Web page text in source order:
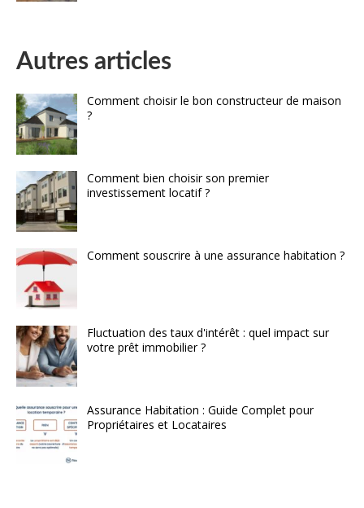
Autres articles
Comment choisir le bon constructeur de maison
?
Comment bien choisir son premier
investissement locatif ?
Comment souscrire à une assurance habitation ?
Fluctuation des taux d'intérêt : quel impact sur
votre prêt immobilier ?
Assurance Habitation : Guide Complet pour
Propriétaires et Locataires